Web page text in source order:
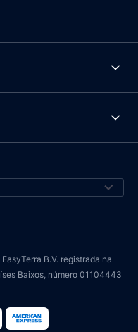
B.V. registrada na
Baixos, número 01104443